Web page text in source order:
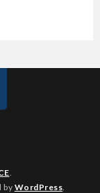
byWordPress